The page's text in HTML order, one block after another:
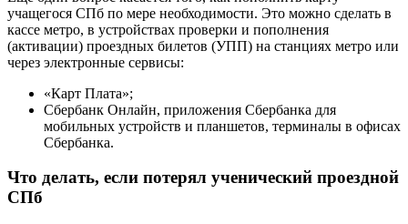
учащегося СПб по мере необходимости. Это можно сделать в
кассе метро, в устройствах проверки и пополнения
(активации) проездных билетов (УПП) на станциях метро или
через электронные сервисы:
«Карт Плата»;
Сбербанк Онлайн, приложения Сбербанка для
мобильных устройств и планшетов, терминалы в офисах
Сбербанка.
Что делать, если потерял ученический проездной
СПб